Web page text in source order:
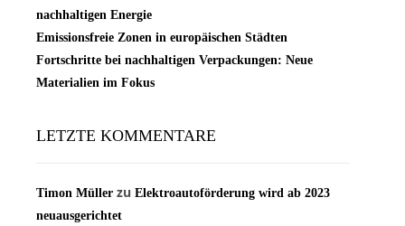
nachhaltigen Energie
Emissionsfreie Zonen in europäischen Städten
Fortschritte bei nachhaltigen Verpackungen: Neue
Materialien im Fokus
LETZTE KOMMENTARE
Timon Müller zu Elektroautoförderung wird ab 2023
neuausgerichtet